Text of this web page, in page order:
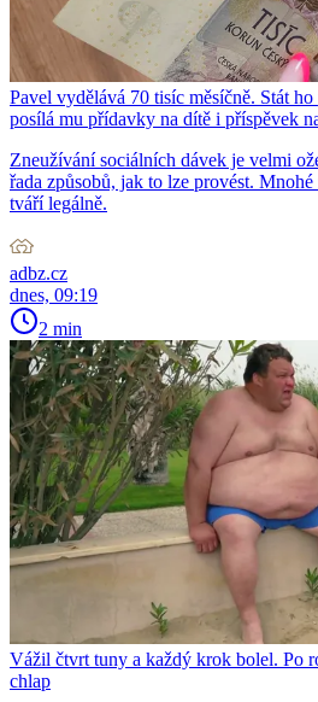
Pavel vydělává 70 tisíc měsíčně. Stát
posílá mu přídavky na dítě i příspěvek
Zneužívání sociálních dávek je velmi
řada způsobů, jak to lze provést.
tváří legálně.
adbz.cz
dnes, 09:19
2 min
Vážil čtvrt tuny a každý krok bolel. Po
chlap